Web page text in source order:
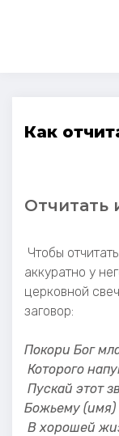
Как
Отчитать
Чтобы
аккуратно у
церковной
заговор:
Покори Бог
Которого
Пускай этот
Божьему (имя)
В хорошей